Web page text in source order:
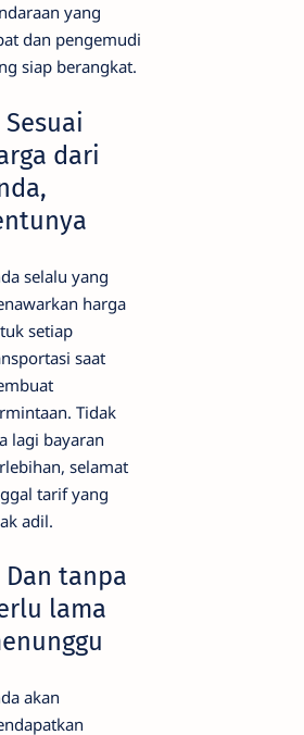
yang
dan pengemudi
siap berangkat.
Sesuai
dari
selalu yang
harga
setiap
saat
Tidak
lagi bayaran
selamat
tarif yang
adil.
Dan tanpa
lama
akan